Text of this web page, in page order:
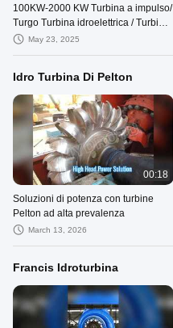
100KW-2000 KW Turbina a impulso/
Turgo Turbina idroelettrica / Turbina
idraulica per stazioni idroelettriche
May 23, 2025
Idro Turbina Di Pelton
00:18
Soluzioni di potenza con turbine
Pelton ad alta prevalenza
March 13, 2026
Francis Idroturbina